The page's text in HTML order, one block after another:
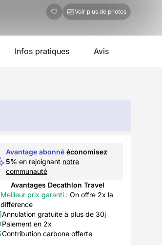
Voir plus de photos
Infos pratiques Avis
Avantage abonné économisez
5% en rejoignant notre
communauté
Avantages Decathlon Travel
Meilleur prix garanti : On offre 2x la
différence
Annulation gratuite à plus de 30j
Paiement en 2x
Contribution carbone offerte